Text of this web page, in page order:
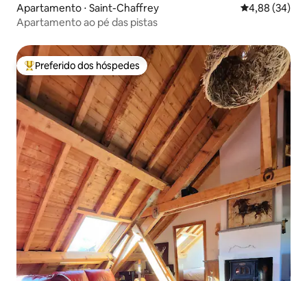
Apartamento ⋅ Saint-Chaffrey 4,88 de uma
4,88 (34)
Apartamento ao pé das pistas
Entre os melhores preferidos dos hóspedes
Preferido dos hóspedes